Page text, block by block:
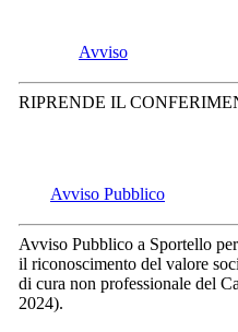
Avviso
RIPRENDE IL
Avviso Pubblico
Avviso Pubblico a Sportello
il riconoscimento del valore
di cura non professionale del
2024).